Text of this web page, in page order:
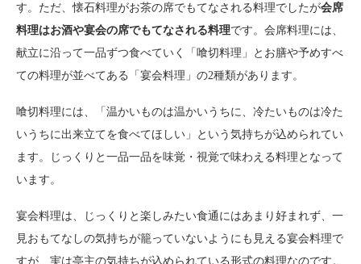
す。ただ、懐石料理がお茶の席でもてなされる料理でしたが会席
料理はお酒や宴会の席でもてなされる料理です。会席料理には、
献立に沿って一品ずつ食べていく「喰切料理」とお膳や予めすべ
ての料理が並べてある「宴会料理」の2種類があります。
喰切料理には、「温かいものは温かいうちに、冷たいものは冷た
いうちに出来立てを食べてほしい」という気持ちが込められてい
ます。じっくりと一品一品を味覚・視覚で味わえる料理となって
います。
宴会料理は、じっくりと楽しみたい食通にはあまり好まれず、一
見おもてなしの気持ちが籠っていないようにも見える宴会料理で
すが、実は亭主の気持ちが込められている形式の料理なのです。